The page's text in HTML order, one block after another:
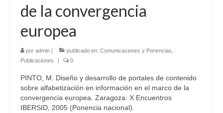
de la convergencia
europea
por admin | publicado en: Comunicaciones y Ponencias
Publicaciones
| 0
PINTO, M. Diseño y desarrollo de portales de contenido
sobre alfabetización en información en el marco de la
convergencia europea. Zaragoza: X Encuentros
IBERSID, 2005 (Ponencia nacional).